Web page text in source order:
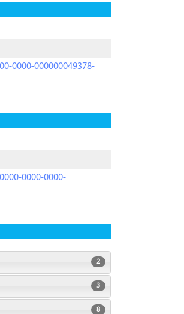
0000-000000049378-
0000-0000-
2
3
8